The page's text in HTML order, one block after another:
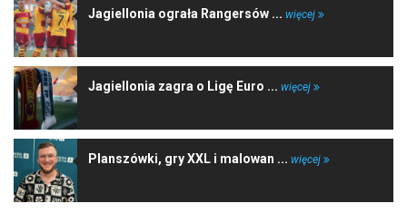
Jagiellonia ograła Rangersów ... więcej
Jagiellonia zagra o Ligę Euro ... więcej
Planszówki, gry XXL i malowan ... więcej